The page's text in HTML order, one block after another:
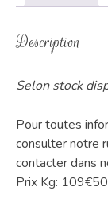
Description
Selon stock
Pour toutes
consulter notre
contacter dans
Prix Kg: 109€50